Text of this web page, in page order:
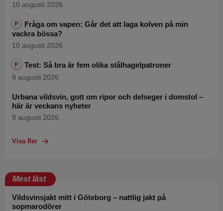
10 augusti 2026
P
Fråga om vapen: Går det att laga kolven på min
vackra bössa?
10 augusti 2026
P Test: Så bra är fem olika stålhagelpatroner
9 augusti 2026
Urbana vildsvin, gott om ripor och delseger i domstol –
här är veckans nyheter
9 augusti 2026
Visa fler
Mest läst
Vildsvinsjakt mitt i Göteborg – nattlig jakt på
sopmarodörer